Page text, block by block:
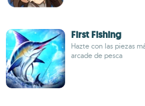
First Fishing
Hazte con las piezas
arcade de pesca